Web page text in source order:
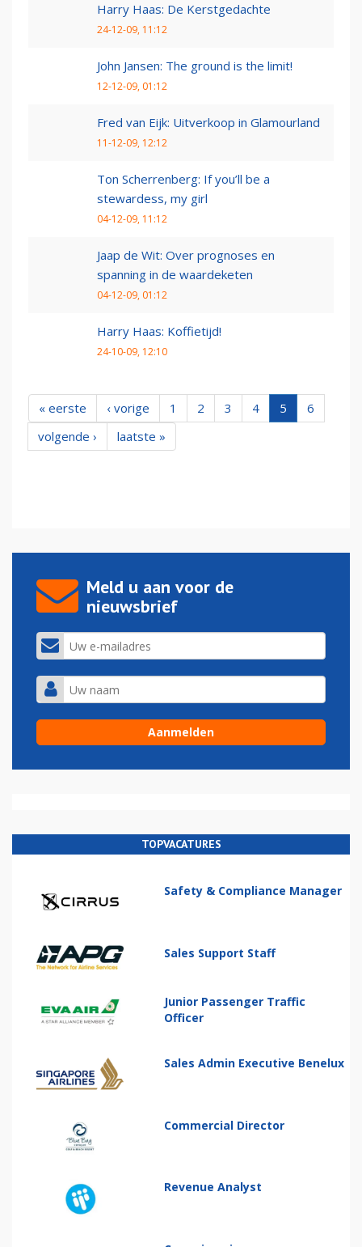
Harry Haas: De Kerstgedachte
24-12-09, 11:12
John Jansen: The ground is the limit!
12-12-09, 01:12
Fred van Eijk: Uitverkoop in Glamourland
11-12-09, 12:12
Ton Scherrenberg: If you’ll be a
stewardess, my girl
04-12-09, 11:12
Jaap de Wit: Over prognoses en
spanning in de waardeketen
04-12-09, 01:12
Harry Haas: Koffietijd!
24-10-09, 12:10
« eerste ‹ vorige 1 2 3 4 5
6
volgende ›
laatste »
Meld u aan voor de
nieuwsbrief
TOPVACATURES
Safety & Compliance Manager
Sales Support Staff
Junior Passenger Traffic
Officer
Sales Admin Executive Benelux
Commercial Director
Revenue Analyst